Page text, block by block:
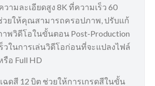
ามละเอียดสูง 8K ที่ความเร็ว 60
วยให้คุณสามารถครอปภาพ, ปรับแก้
พวิดีโอในขั้นตอน Post-Production
วในการเล่นวิดีโอก่อนที่จะแปลงไฟล์
รือ Full HD
ฉดสี 12 บิต ช่วยให้การเกรดสีในขั้น